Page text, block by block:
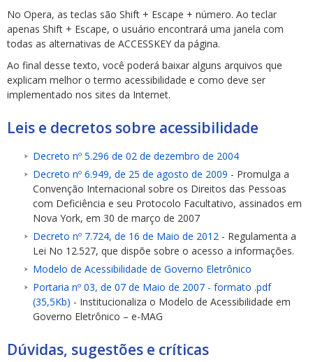
No Opera, as teclas são Shift + Escape + número. Ao teclar
apenas Shift + Escape, o usuário encontrará uma janela com
todas as alternativas de ACCESSKEY da página.
Ao final desse texto, você poderá baixar alguns arquivos que
explicam melhor o termo acessibilidade e como deve ser
implementado nos sites da Internet.
Leis e decretos sobre acessibilidade
Decreto nº 5.296 de 02 de dezembro de 2004
Decreto nº 6.949, de 25 de agosto de 2009 - Promulga a
Convenção Internacional sobre os Direitos das Pessoas
com Deficiência e seu Protocolo Facultativo, assinados em
Nova York, em 30 de março de 2007
Decreto nº 7.724, de 16 de Maio de 2012 - Regulamenta a
Lei No 12.527, que dispõe sobre o acesso a informações.
Modelo de Acessibilidade de Governo Eletrônico
Portaria nº 03, de 07 de Maio de 2007 - formato .pdf
(35,5Kb) - Institucionaliza o Modelo de Acessibilidade em
Governo Eletrônico – e-MAG
Dúvidas, sugestões e críticas